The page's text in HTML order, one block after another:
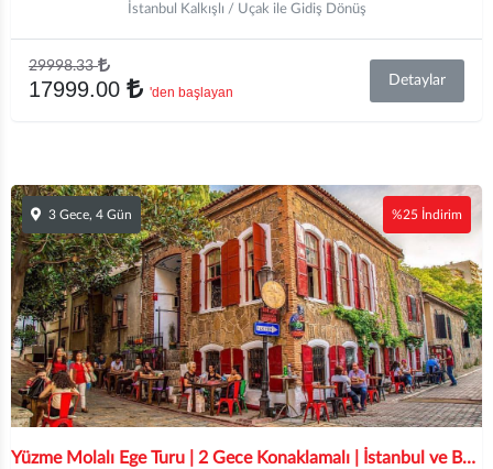
İstanbul Kalkışlı / Uçak ile Gidiş Dönüş
29998.33
17999.00 'den başlayan
Detaylar
3 Gece, 4 Gün %25 İndirim
Yüzme Molalı Ege Turu | 2 Gece Konaklamalı | İstanbul ve Bursa Hareketli